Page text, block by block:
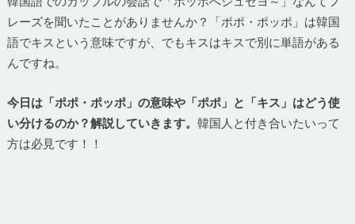
レーズを聞いたことがありませんか？「ポポ・ポッポ」は韓国
語でキスという意味ですが、でもキスはキスで別に単語がある
んですね。
今日は「ポポ・ポッポ」の意味や「ポポ」と「キス」はどう使
い分けるのか？解説していきます。 韓国人と付き合いたいって
方は必見です！！